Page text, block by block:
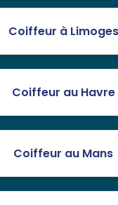
Coiffeur à Limoges
Coiffeur au Havre
Coiffeur au Mans